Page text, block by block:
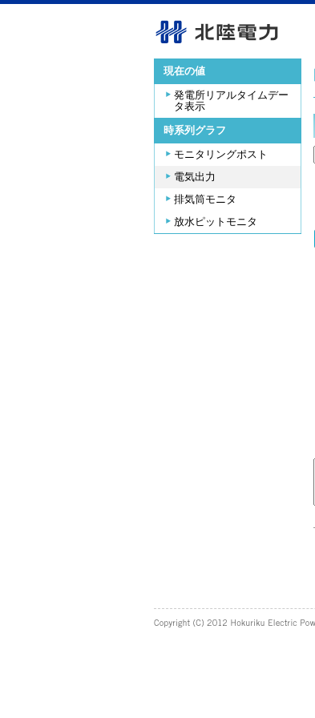
現在の値
発電所リアルタイムデー
タ表示
時系列グラフ
モニタリングポスト
電気出力
排気筒モニタ
放水ピットモニタ